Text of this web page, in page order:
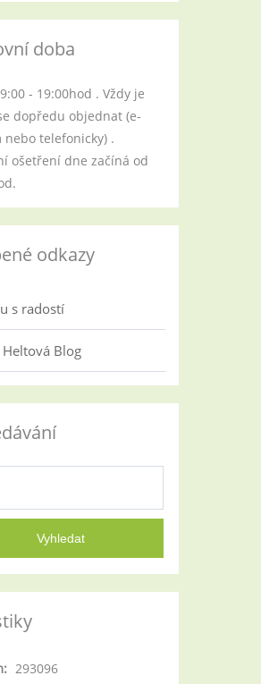
doba
- 19:00hod . Vždy je
dopředu objednat (e-
nebo telefonicky) .
ošetření dne začíná od
odkazy
s radostí
Blog
293096